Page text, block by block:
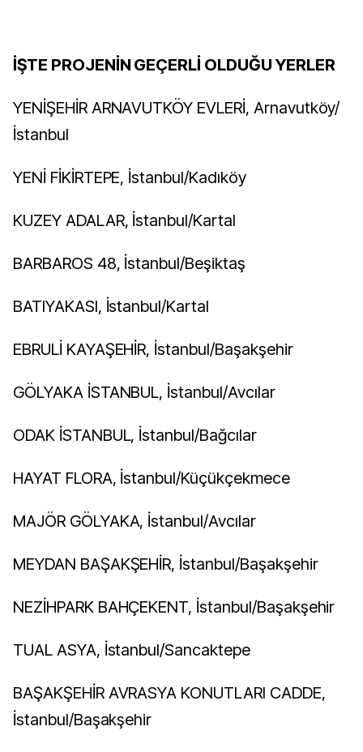
İŞTE PROJENİN GEÇERLİ OLDUĞU YERLER
YENİŞEHİR ARNAVUTKÖY EVLERİ, Arnavutköy/
İstanbul
YENİ FİKİRTEPE, İstanbul/Kadıköy
KUZEY ADALAR, İstanbul/Kartal
BARBAROS 48, İstanbul/Beşiktaş
BATIYAKASI, İstanbul/Kartal
EBRULİ KAYAŞEHİR, İstanbul/Başakşehir
GÖLYAKA İSTANBUL, İstanbul/Avcılar
ODAK İSTANBUL, İstanbul/Bağcılar
HAYAT FLORA, İstanbul/Küçükçekmece
MAJÖR GÖLYAKA, İstanbul/Avcılar
MEYDAN BAŞAKŞEHİR, İstanbul/Başakşehir
NEZİHPARK BAHÇEKENT, İstanbul/Başakşehir
TUAL ASYA, İstanbul/Sancaktepe
BAŞAKŞEHİR AVRASYA KONUTLARI CADDE,
İstanbul/Başakşehir